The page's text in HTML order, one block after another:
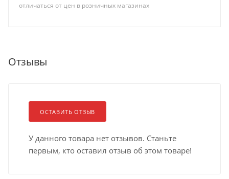
отличаться от цен в розничных магазинах
Отзывы
ОСТАВИТЬ ОТЗЫВ
У данного товара нет отзывов. Станьте
первым, кто оставил отзыв об этом товаре!